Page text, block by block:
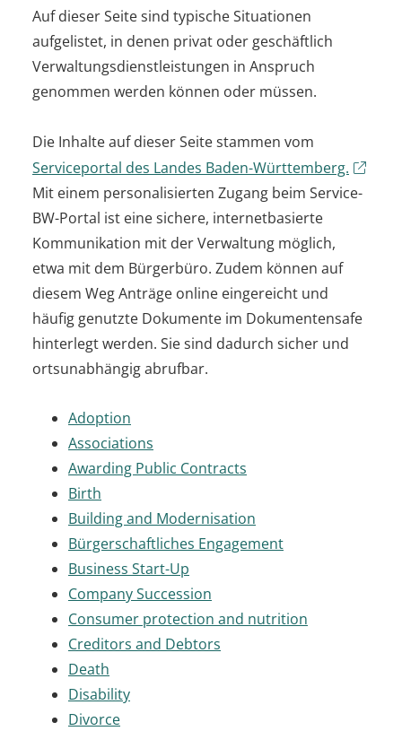
Auf dieser Seite sind typische Situationen
aufgelistet, in denen privat oder geschäftlich
Verwaltungsdienstleistungen in Anspruch
genommen werden können oder müssen.
Die Inhalte auf dieser Seite stammen vom
Serviceportal des Landes Baden-Württemberg.
Mit einem personalisierten Zugang beim Service-
BW-Portal ist eine sichere, internetbasierte
Kommunikation mit der Verwaltung möglich,
etwa mit dem Bürgerbüro. Zudem können auf
diesem Weg Anträge online eingereicht und
häufig genutzte Dokumente im Dokumentensafe
hinterlegt werden. Sie sind dadurch sicher und
ortsunabhängig abrufbar.
Adoption
Associations
Awarding Public Contracts
Birth
Building and Modernisation
Bürgerschaftliches Engagement
Business Start-Up
Company Succession
Consumer protection and nutrition
Creditors and Debtors
Death
Disability
Divorce